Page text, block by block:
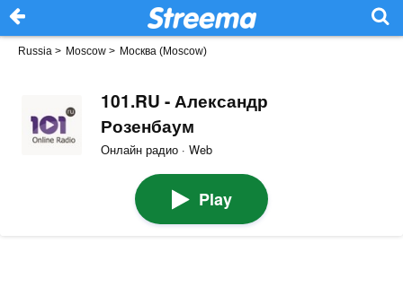
Russia > Moscow > Москва (Moscow)
101.RU - Александр
Розенбаум
Онлайн радио · Web
Play